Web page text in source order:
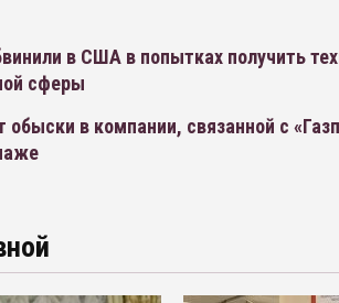
в США в попытках получить
сферы
в компании, связанной с